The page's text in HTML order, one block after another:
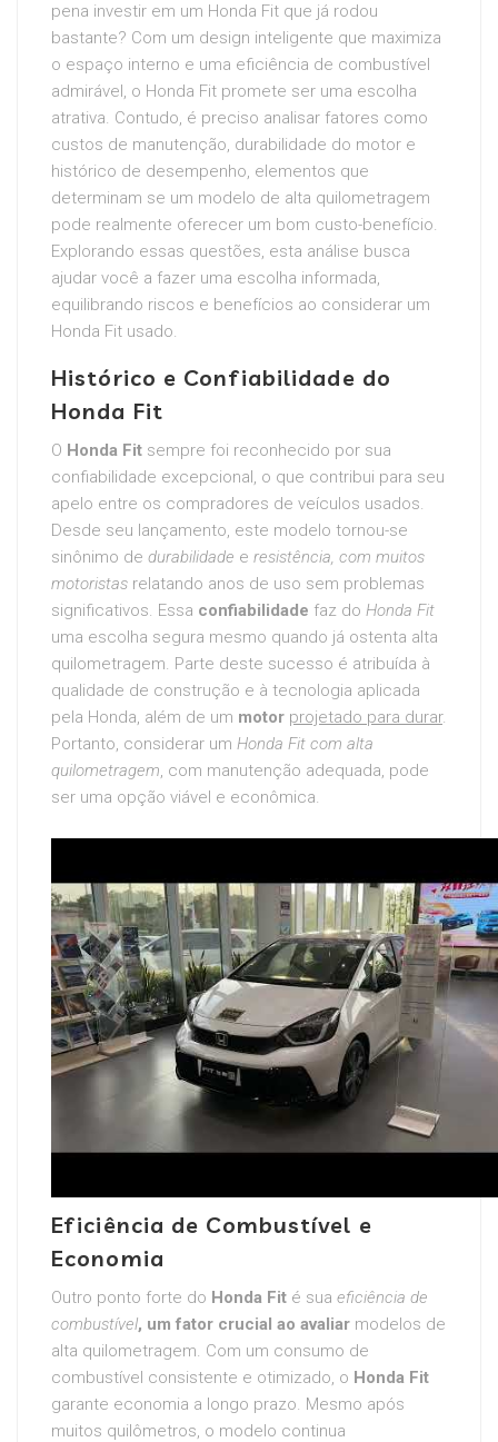
pena investir em um Honda Fit que já rodou
bastante? Com um design inteligente que maximiza
o espaço interno e uma eficiência de combustível
admirável, o Honda Fit promete ser uma escolha
atrativa. Contudo, é preciso analisar fatores como
custos de manutenção, durabilidade do motor e
histórico de desempenho, elementos que
determinam se um modelo de alta quilometragem
pode realmente oferecer um bom custo-benefício.
Explorando essas questões, esta análise busca
ajudar você a fazer uma escolha informada,
equilibrando riscos e benefícios ao considerar um
Honda Fit usado.
Histórico e Confiabilidade do
Honda Fit
O Honda Fit sempre foi reconhecido por sua
confiabilidade excepcional, o que contribui para seu
apelo entre os compradores de veículos usados.
Desde seu lançamento, este modelo tornou-se
sinônimo de durabilidade e resistência, com muitos
motoristas relatando anos de uso sem problemas
significativos. Essa confiabilidade faz do Honda Fit
uma escolha segura mesmo quando já ostenta alta
quilometragem. Parte deste sucesso é atribuída à
qualidade de construção e à tecnologia aplicada
pela Honda, além de um motor projetado para durar.
Portanto, considerar um Honda Fit com alta
quilometragem, com manutenção adequada, pode
ser uma opção viável e econômica.
Eficiência de Combustível e
Economia
Outro ponto forte do Honda Fit é sua eficiência de
combustível, um fator crucial ao avaliar modelos de
alta quilometragem. Com um consumo de
combustível consistente e otimizado, o Honda Fit
garante economia a longo prazo. Mesmo após
muitos quilômetros, o modelo continua